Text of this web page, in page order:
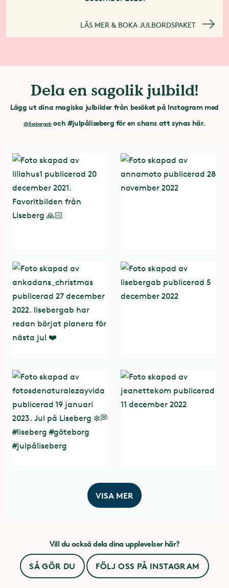
LÄS MER & BOKA JULBORDSPAKET
Dela en sagolik julbild!
Lägg ut dina magiska julbilder från besöket på Instagrammed
@lisebergaboch #julpåliseberg för en chans att synas här.
VISA MER
Vill du också dela dina upplevelser här?
SÅ GÖR DU FÖLJ OSS PÅ INSTAGRAM